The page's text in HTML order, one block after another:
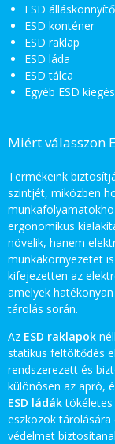
ESD
ESD konténer
ESD raklap
ESD láda
ESD tálca
Egyéb ESD
Miért válasszon
Termékeink
szintjét, miközben
ergonomikus
növelik, hanem
munkakörnyezetet
kifejezetten az
amelyek
tárolás során.
Az ESD raklapok
statikus feltöltődés
rendszerezett és
különösen az apró,
ESD ládáktökéletes
eszközök tárolására
védelmet